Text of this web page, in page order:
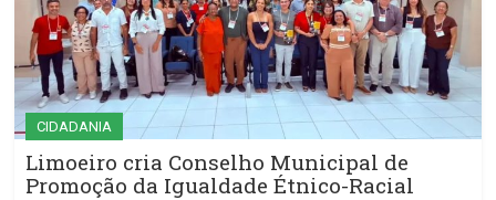
CIDADANIA
Limoeiro cria Conselho Municipal de
Promoção da Igualdade Étnico-Racial